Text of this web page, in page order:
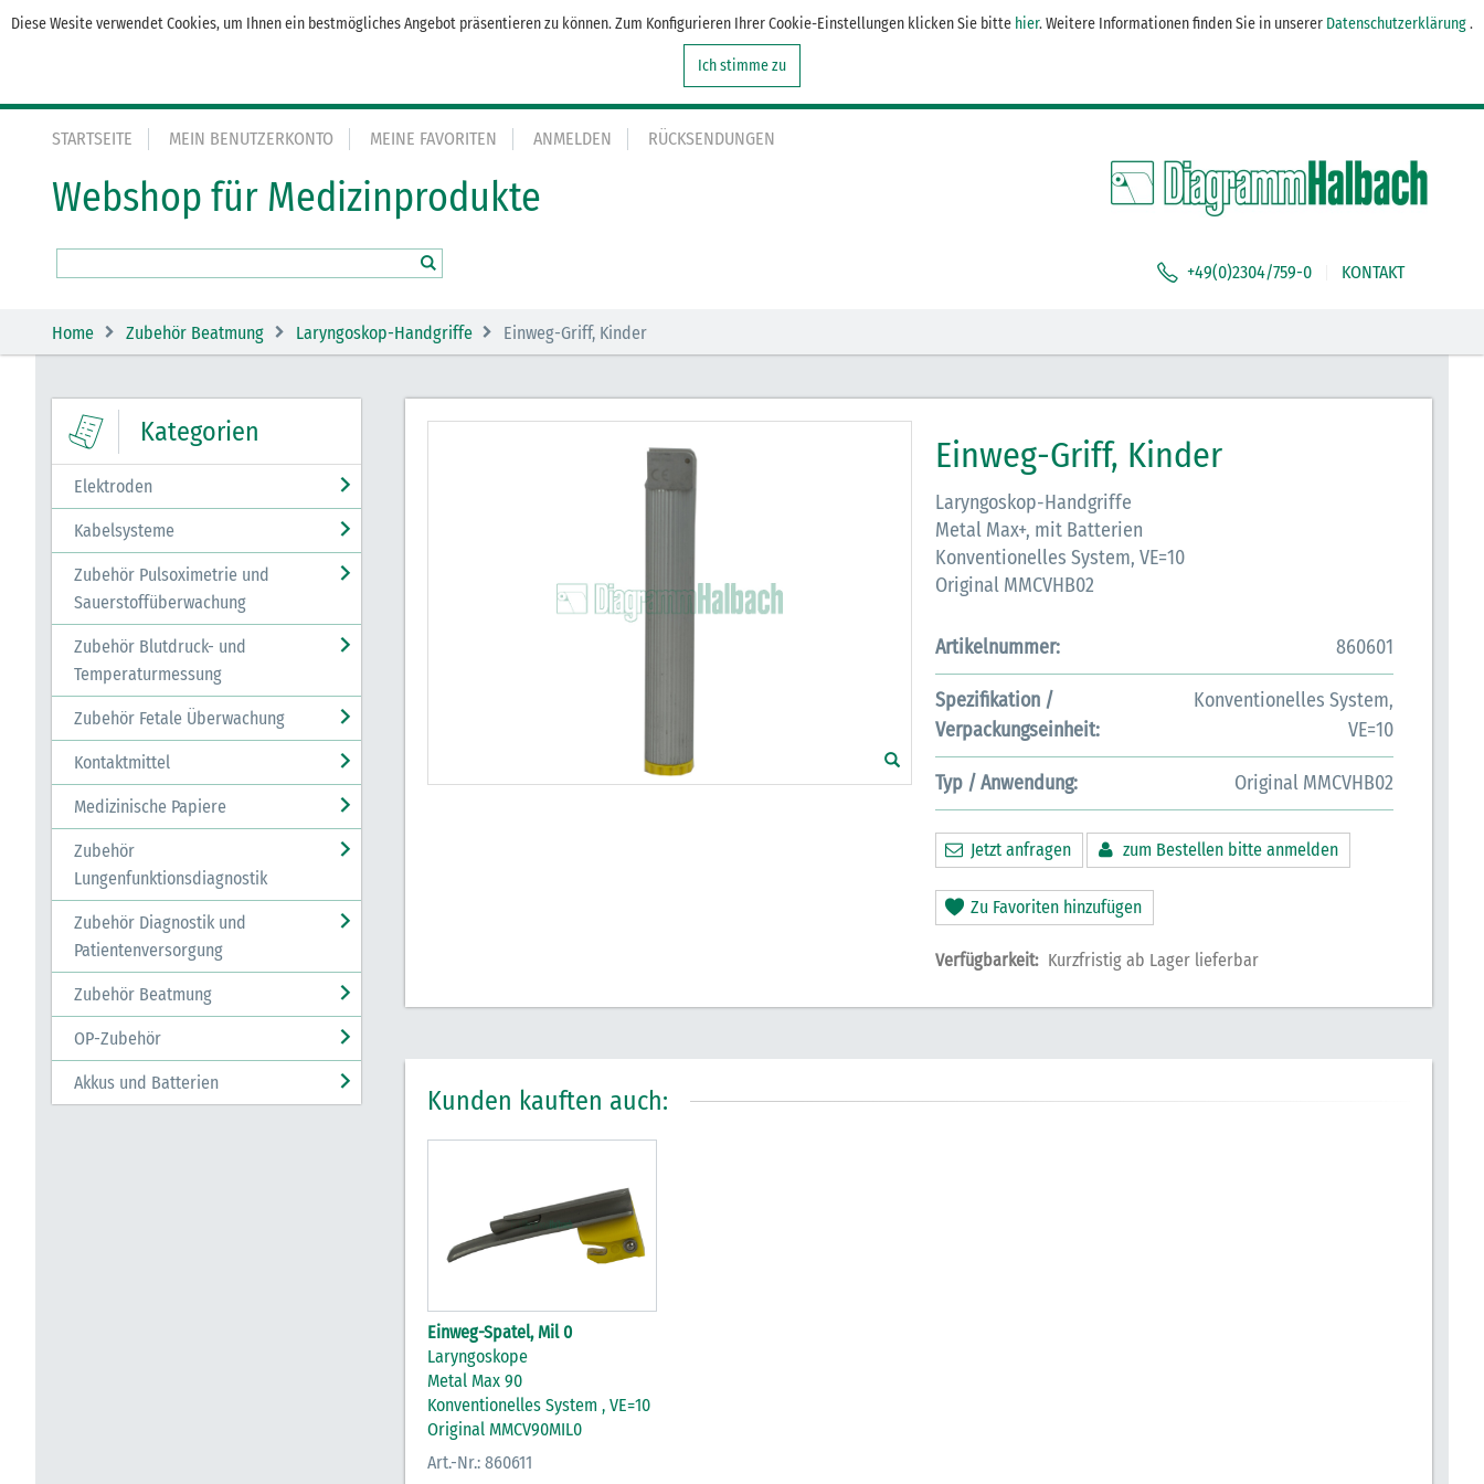
Diese Wesite verwendet Cookies, um Ihnen ein bestmögliches Angebot präsentieren zu können. Zum Konfigurieren Ihrer Cookie-Einstellungen klicken Sie bitte hier. Weitere Informationen finden Sie in unserer Datenschutzerklärung.
Ich stimme zu
STARTSEITE MEIN BENUTZERKONTO MEINE FAVORITEN ANMELDEN RÜCKSENDUNGEN
Webshop für Medizinprodukte
+49(0)2304/759-0 KONTAKT
Home Zubehör Beatmung Laryngoskop-Handgriffe Einweg-Griff, Kinder
Kategorien
Elektroden
Kabelsysteme
Zubehör Pulsoximetrie und
Sauerstoffüberwachung
Zubehör Blutdruck- und
Temperaturmessung
Zubehör Fetale Überwachung
Kontaktmittel
Medizinische Papiere
Zubehör
Lungenfunktionsdiagnostik
Zubehör Diagnostik und
Patientenversorgung
Zubehör Beatmung
OP-Zubehör
Akkus und Batterien
Einweg-Griff, Kinder
Laryngoskop-Handgriffe
Metal Max+, mit Batterien
Konventionelles System, VE=10
Original MMCVHB02
Artikelnummer: 860601
Spezifikation /
Verpackungseinheit:
Konventionelles System,
VE=10
Typ / Anwendung: Original MMCVHB02
Jetzt anfragen zum Bestellen bitte anmelden
Zu Favoriten hinzufügen
Verfügbarkeit: Kurzfristig ab Lager lieferbar
Kunden kauften auch:
Einweg-Spatel, Mil 0
Laryngoskope
Metal Max 90
Konventionelles System , VE=10
Original MMCV90MIL0
Art.-Nr.: 860611